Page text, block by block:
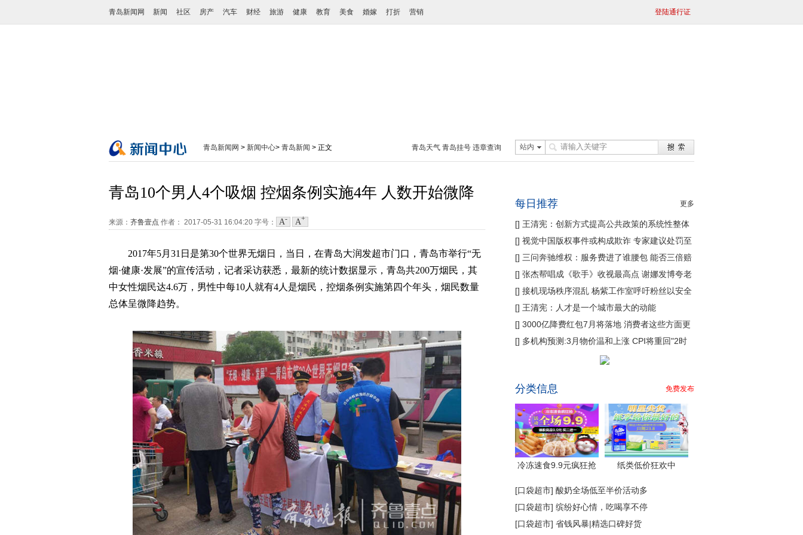
登陆通行证
青岛新闻网 新闻 社区 房产 汽车 财经 旅游 健康 教育 美食 婚嫁 打折 营销
站内
青岛天气 青岛挂号 违章查询
青岛新闻网 > 新闻中心> 青岛新闻 > 正文
青岛10个男人4个吸烟 控烟条例实施4年 人数开始微降
来源： 齐鲁壹点 作者： 2017-05-31 16:04:20 字号： A- A+
2017年5月31日是第30个世界无烟日，当日，在青岛大润发超市门口，青岛市举行“无
烟·健康·发展”的宣传活动，记者采访获悉，最新的统计数据显示，青岛共200万烟民，其
中女性烟民达4.6万，男性中每10人就有4人是烟民，控烟条例实施第四个年头，烟民数量
总体呈微降趋势。
每日推荐 更多
[] 王清宪：创新方式提高公共政策的系统性整体
性协同性
[] 视觉中国版权事件或构成欺诈 专家建议处罚至
痛
[] 三问奔驰维权：服务费进了谁腰包 能否三倍赔
偿
[] 张杰帮唱成《歌手》收视最高点 谢娜发博夸老
公
[] 接机现场秩序混乱 杨紫工作室呼吁粉丝以安全
为主
[] 王清宪：人才是一个城市最大的动能
[] 3000亿降费红包7月将落地 消费者这些方面更
省钱
[] 多机构预测:3月物价温和上涨 CPI将重回"2时
分类信息 免费发布
冷冻速食9.9元疯狂抢 纸类低价狂欢中
[口袋超市] 酸奶全场低至半价活动多
[口袋超市] 缤纷好心情，吃喝享不停
[口袋超市] 省钱风暴|精选口碑好货